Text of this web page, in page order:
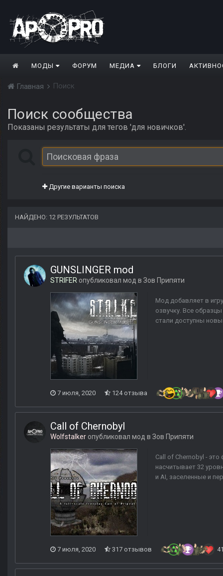
МОДЫ ФОРУМ МЕДИА БЛОГИ
Главная Поиск
Поиск сообщества
Показаны результаты для тегов 'для новичков'.
Другие варианты поиска
НАЙДЕНО: 12 РЕЗУЛЬТАТОВ
GUNSLINGER mod
STRIFER опубликовал мод в Зов Припяти
Мод добавляет в
озвучку. Все
стали доступны
7 июля, 2020 124 отзыва
Call of Chernobyl
Wolfstalker опубликовал мод в Зов Припяти
Call of Chernobyl -
насчитывает 32
и AI, заселенные и
7 июля, 2020 317 отзывов